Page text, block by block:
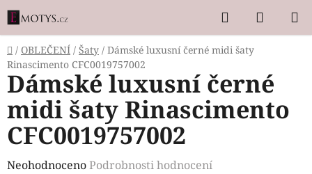
Přejít
na
obsah
Hledat
KOŠÍK
Domů
/ OBLEČENÍ / Šaty / Dámské luxusní černé midi šaty
Rinascimento CFC0019757002
Dámské luxusní černé
midi šaty Rinascimento
CFC0019757002
Průměrné
NeohodnocenoPodrobnosti hodnocení